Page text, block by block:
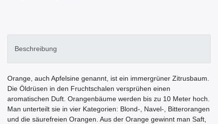
Beschreibung
Orange, auch Apfelsine genannt, ist ein immergrüner Zitrusbaum.
Die Öldrüsen in den Fruchtschalen versprühen einen
aromatischen Duft. Orangenbäume werden bis zu 10 Meter hoch.
Man unterteilt sie in vier Kategorien: Blond-, Navel-, Bitterorangen
und die säurefreien Orangen. Aus der Orange gewinnt man Saft,